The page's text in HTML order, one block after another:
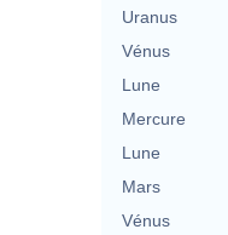
Uranus
Vénus
Lune
Mercure
Lune
Mars
Vénus